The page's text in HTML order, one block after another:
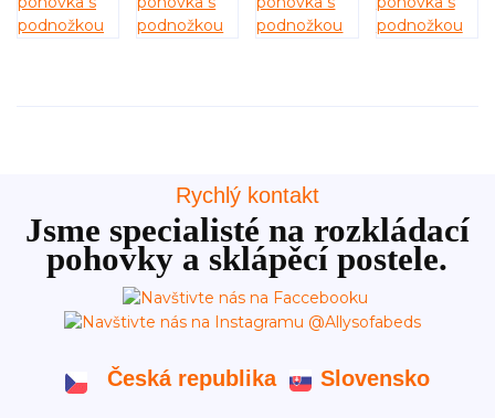
Rychlý kontakt
Jsme specialisté na rozkládací
pohovky a sklápěcí postele.
Česká republika Slovensko